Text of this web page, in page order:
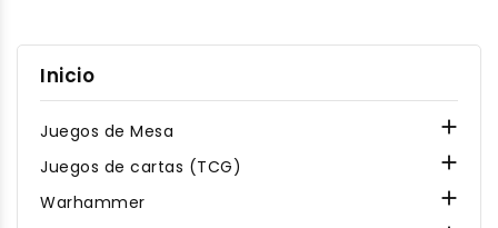
Inicio
Juegos de Mesa 
Juegos de cartas (TCG) 
Warhammer 